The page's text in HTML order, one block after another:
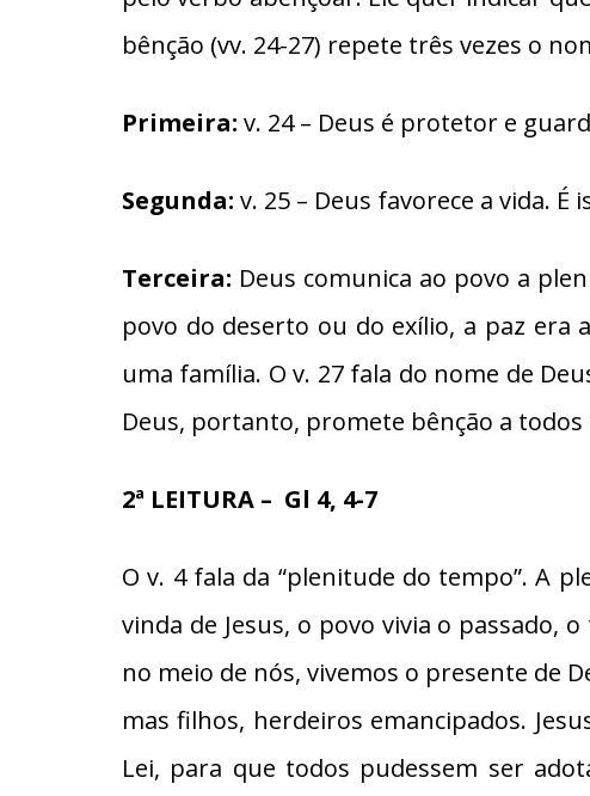
bênção (vv. 24-27) repete três vezes o
Primeira: v. 24 – Deus é protetor e
Segunda: v. 25 – Deus favorece a vida.
Terceira: Deus comunica ao povo a
povo do deserto ou do exílio, a paz era
uma família. O v. 27 fala do nome de
Deus, portanto, promete bênção a
2ª LEITURA – Gl 4, 4-7
O v. 4 fala da “plenitude do tempo”. A
vinda de Jesus, o povo vivia o passado,
no meio de nós, vivemos o presente de
mas filhos, herdeiros emancipados.
Lei, para que todos pudessem ser